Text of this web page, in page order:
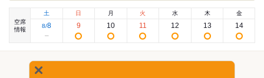
空席
情報
土
8/8
日
9
月
10
火
11
水
12
木
13
金
14